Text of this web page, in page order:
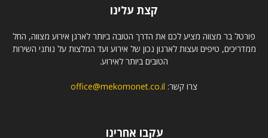
קצת עלינו
פורטל בר מצווה מציע לכם את הדרך הטובה ביותר לארגן אירוע מצווה, החל
ממדריכים, טיפים ועצות לארגון נכון של אירוע ועד המלצות על נותני השירות
הטובים ביותר לאירוע.
צרו קשר: office@mekomonet.co.il
עקבו אחרינו